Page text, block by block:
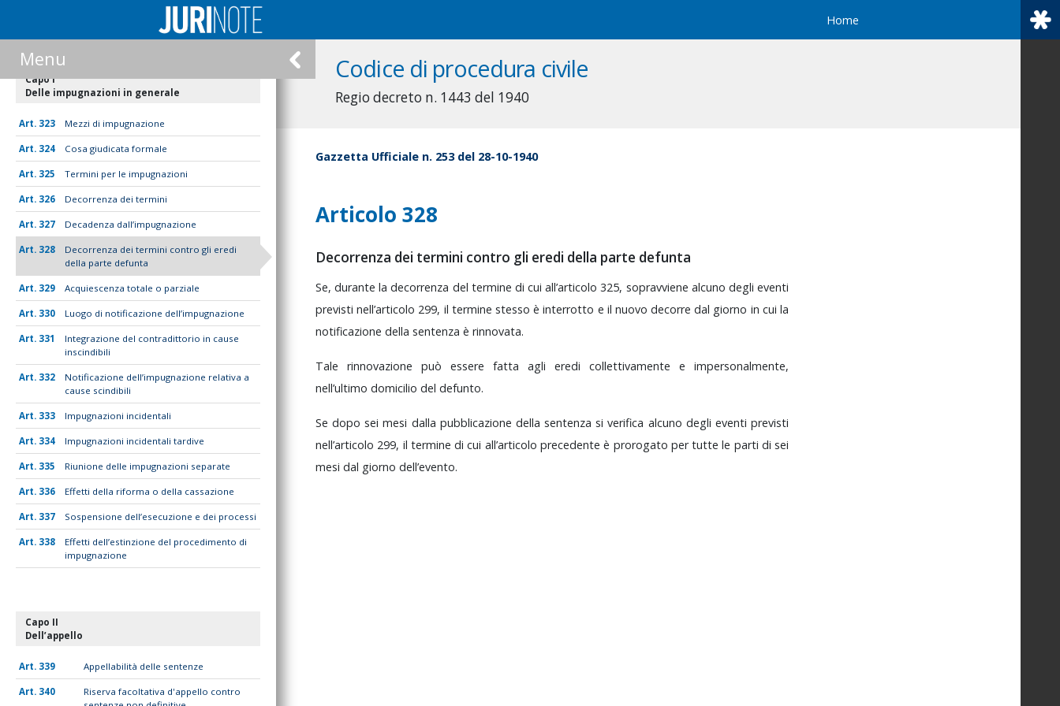
Home
Codice di procedura civile
Regio decreto n. 1443 del 1940
Menu
Capo I
Delle impugnazioni in generale
323 Mezzi di impugnazione
324 Cosa giudicata formale
325 Termini per le impugnazioni
326 Decorrenza dei termini
327 Decadenza dall’impugnazione
328
Decorrenza dei termini contro gli eredi
della parte defunta
329 Acquiescenza totale o parziale
330 Luogo di notificazione dell’impugnazione
331
Integrazione del contradittorio in cause
inscindibili
332
Notificazione dell’impugnazione relativa a
cause scindibili
333 Impugnazioni incidentali
334 Impugnazioni incidentali tardive
335 Riunione delle impugnazioni separate
336 Effetti della riforma o della cassazione
337 Sospensione dell’esecuzione e dei processi
338
Effetti dell’estinzione del procedimento di
impugnazione
Capo II
Dell’appello
339 Appellabilità delle sentenze
340
Riserva facoltativa d'appello contro
Gazzetta Ufficiale n. 253 del 28-10-1940
Articolo 328
Decorrenza dei termini contro gli eredi della parte defunta
Se,duranteladecorrenza del termine dicuiall’articolo325, sopravviene alcuno deglieventi
previstinell’articolo 299, il termine stessoèinterrotto e il nuovodecorredal giorno in cui la
notificazione della sentenza è rinnovata.
Tale rinnovazione può essere fatta agli eredi collettivamente e impersonalmente,
nell’ultimo domicilio del defunto.
Sedoposeimesi dalla pubblicazione dellasentenzasiverifica alcuno degli eventiprevisti
nell’articolo 299, il terminedicui all’articolo precedenteè prorogato pertuttele parti disei
mesi dal giorno dell’evento.